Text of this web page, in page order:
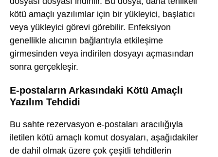
kötü amaçlı yazılımlar için bir yükleyici, başlatıcı
veya yükleyici görevi görebilir. Enfeksiyon
genellikle alıcının bağlantıyla etkileşime
girmesinden veya indirilen dosyayı açmasından
sonra gerçekleşir.
E-postaların Arkasındaki Kötü Amaçlı
Yazılım Tehdidi
Bu sahte rezervasyon e-postaları aracılığıyla
iletilen kötü amaçlı komut dosyaları, aşağıdakiler
de dahil olmak üzere çok çeşitli tehditlerin